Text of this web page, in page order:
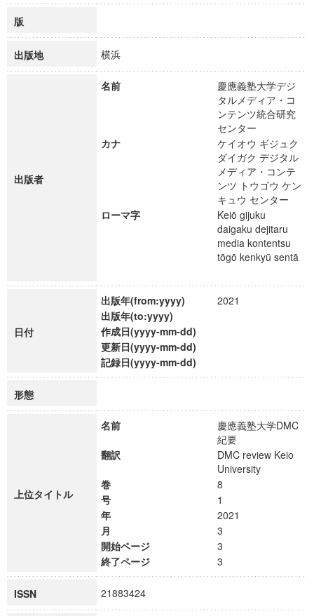
版
出版地 横浜
出版者
名前
慶應義塾大学デジ
タルメディア・コ
ンテンツ統合研究
センター
カナ
ケイオウ ギジュク
ダイガク デジタル
メディア・コンテ
ンツ トウゴウ ケン
キュウ センター
ローマ字
Keiō gijuku
daigaku dejitaru
media kontentsu
tōgō kenkyū sentā
日付
出版年(from:yyyy)
2021
出版年(to:yyyy)
作成日(yyyy-mm-dd)
更新日(yyyy-mm-dd)
記録日(yyyy-mm-dd)
形態
上位タイトル
名前
慶應義塾大学DMC
紀要
翻訳
DMC review Keio
University
巻
8
号
1
年
2021
月
3
開始ページ
3
終了ページ
3
ISSN 21883424